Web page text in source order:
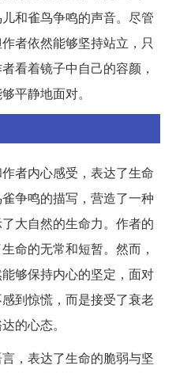
和雀鸟争鸣的声音。尽管
者依然能够坚持站立，只
看着镜子中自己的容颜，
平静地面对。
者内心感受，表达了生命
争鸣的描写，营造了一种
大自然的生命力。作者的
命的无常和短暂。然而，
够保持内心的坚定，面对
到惊慌，而是接受了衰老
的心态。
，表达了生命的脆弱与坚